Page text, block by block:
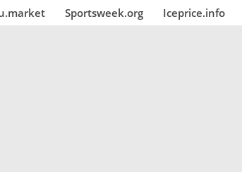
Sportsweek.org Iceprice.info